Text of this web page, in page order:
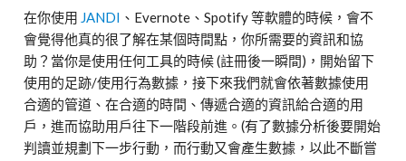
在你使用 JANDI 、Evernote、Spotify 等軟體的時候，會不
會覺得他真的很了解在某個時間點，你所需要的資訊和協
助？當你是使用任何工具的時候 (註冊後一瞬間)，開始留下
使用的足跡/使用行為數據，接下來我們就會依著數據使用
合適的管道、在合適的時間、傳遞合適的資訊給合適的用
戶，進而協助用戶往下一階段前進。(有了數據分析後要開始
判讀並規劃下一步行動，而行動又會產生數據，以此不斷嘗